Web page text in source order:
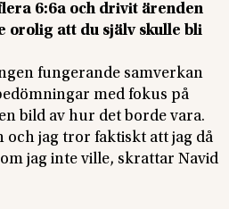
6:6a och drivit ärenden
orolig att du själv skulle bli
fungerande samverkan
med fokus på
bild av hur det borde vara.
och jag tror faktiskt att jag då
jag inte ville, skrattar Navid